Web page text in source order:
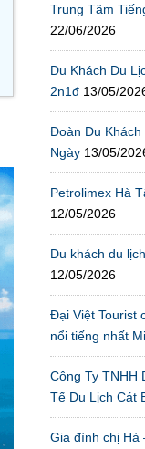
Trung Tâm
22/06/2026
Du Khách Du
2n1đ 13/05/
Đoàn Du Khách
Ngày 13/05/
Petrolimex Hà
12/05/2026
Du khách du
12/05/2026
Đại Việt Tourist
nổi tiếng nhất
Công Ty TNHH
Tế Du Lịch Cát
Gia đình chị Hà